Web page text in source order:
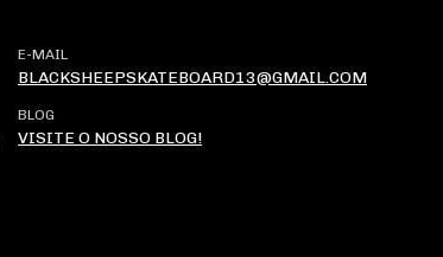
E-MAIL
BLACKSHEEPSKATEBOARD13@GMAIL.COM
BLOG
VISITE O NOSSO BLOG!